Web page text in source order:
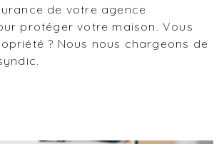
de votre agence
protéger votre maison. Vous
? Nous nous chargeons de